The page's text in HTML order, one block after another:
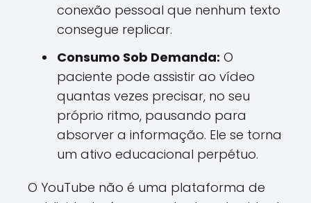
conexão pessoal que nenhum texto
consegue replicar.
Consumo Sob Demanda: O
paciente pode assistir ao vídeo
quantas vezes precisar, no seu
próprio ritmo, pausando para
absorver a informação. Ele se torna
um ativo educacional perpétuo.
O YouTube não é uma plataforma de